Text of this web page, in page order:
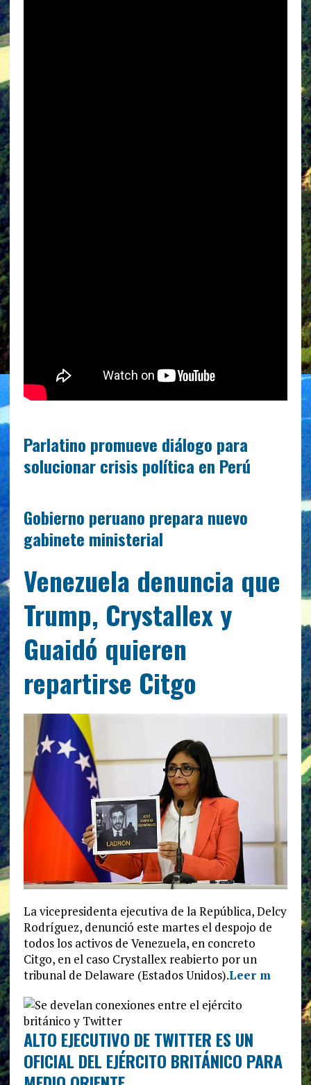
Parlatino promueve diálogo para
solucionar crisis política en Perú
Gobierno peruano prepara nuevo
gabinete ministerial
Venezuela denuncia que
Trump, Crystallex y
Guaidó quieren
repartirse Citgo
La vicepresidenta ejecutiva de la República, Delcy
Rodríguez, denunció este martes el despojo de
todos los activos de Venezuela, en concreto
Citgo, en el caso Crystallex reabierto por un
tribunal de Delaware (Estados Unidos).Leer m
ALTO EJECUTIVO DE TWITTER ES UN
OFICIAL DEL EJÉRCITO BRITÁNICO PARA